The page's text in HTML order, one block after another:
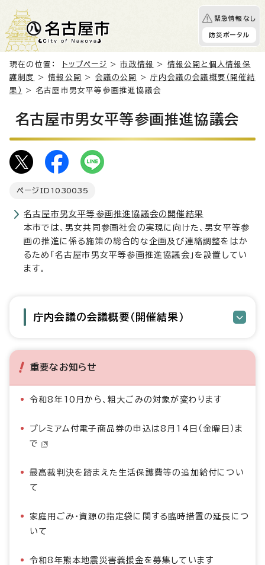
緊急情報なし
防災ポータル
現在の位置： トップページ >市政情報 > 情報公開と個人情報保
護制度
>情報公開 > 会議の公開 >庁内会議の会議概要（開催結
果）
> 名古屋市男女平等参画推進協議会
名古屋市男女平等参画推進協議会
ページID 1030035
名古屋市男女平等参画推進協議会の開催結果
本市では、男女共同参画社会の実現に向けた、男女平等参
画の推進に係る施策の総合的な企画及び連絡調整をはか
るため「名古屋市男女平等参画推進協議会」を設置してい
ます。
庁内会議の会議概要（開催結果）
重要なお知らせ
令和8年10月から、粗大ごみの対象が変わります
プレミアム付電子商品券の申込は8月14日（金曜日）ま
で
最高裁判決を踏まえた生活保護費等の追加給付につい
て
家庭用ごみ・資源の指定袋に関する臨時措置の延長につ
いて
令和8年熊本地震災害義援金を募集しています